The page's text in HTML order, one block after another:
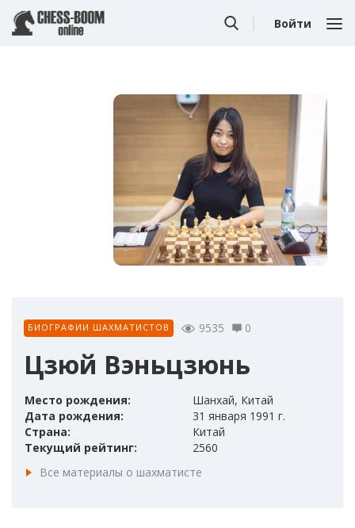
Войти
БИОГРАФИИ ШАХМАТИСТОВ 9535 0
Цзюй Вэньцзюнь
Место рождения:
Шанхай, Китай
Дата рождения:
31 января 1991 г.
Страна:
Китай
Текущий рейтинг:
2560
Все материалы о шахматисте